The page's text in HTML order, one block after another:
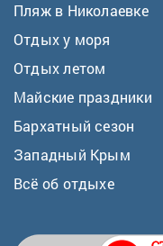
Пляж в Николаевке
Отдых у моря
Отдых летом
Майские праздники
Бархатный сезон
Западный Крым
Всё об отдыхе